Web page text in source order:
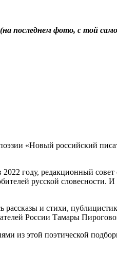
последнем фото, с той
«Новый российский
году, редакционный
русской
рассказы и стихи,
России Тамары
из этой поэтической